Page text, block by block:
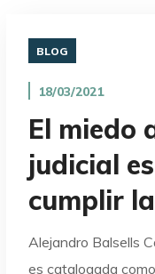
BLOG
18/03/2021
El miedo
judicial
cumplir
Alejandro Balsells
es catalogada